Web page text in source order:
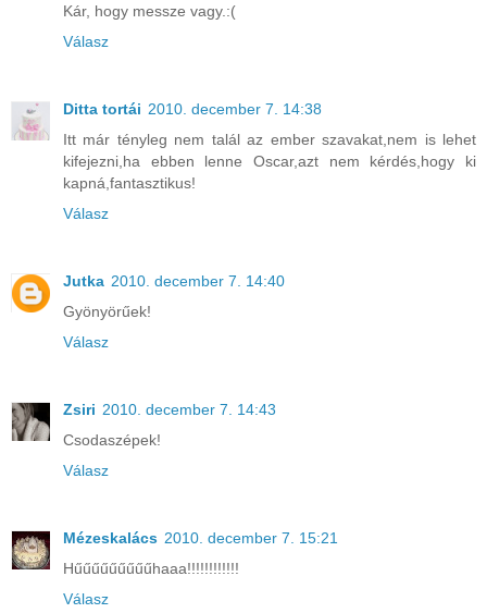
Kár, hogy messze vagy.:(
Válasz
Ditta tortái 2010. december 7. 14:38
Itt már tényleg nem talál az ember szavakat,nem is lehet
kifejezni,ha ebben lenne Oscar,azt nem kérdés,hogy ki
kapná,fantasztikus!
Válasz
Jutka 2010. december 7. 14:40
Gyönyörűek!
Válasz
Zsiri 2010. december 7. 14:43
Csodaszépek!
Válasz
Mézeskalács 2010. december 7. 15:21
Hűűűűűűűűűhaaa!!!!!!!!!!!!
Válasz